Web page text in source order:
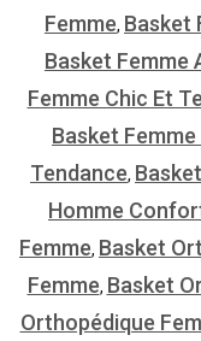
Femme, Basket
Basket Femme
Femme Chic Et
Basket
Tendance,
Homme
Femme, Basket
Femme, Basket
Orthopédique